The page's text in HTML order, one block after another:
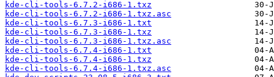
kde-cli-tools-6.7.2-i686-1.txz
kde-cli-tools-6.7.2-i686-1.txz.asc
kde-cli-tools-6.7.3-i686-1.txt
kde-cli-tools-6.7.3-i686-1.txz
kde-cli-tools-6.7.3-i686-1.txz.asc
kde-cli-tools-6.7.4-i686-1.txt
kde-cli-tools-6.7.4-i686-1.txz
kde-cli-tools-6.7.4-i686-1.txz.asc